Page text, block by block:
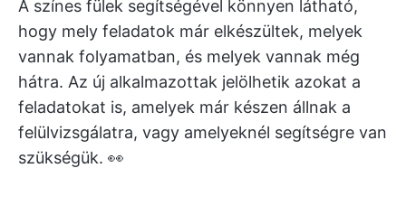
A színes fülek segítségével könnyen látható,
hogy mely feladatok már elkészültek, melyek
vannak folyamatban, és melyek vannak még
hátra. Az új alkalmazottak jelölhetik azokat a
feladatokat is, amelyek már készen állnak a
felülvizsgálatra, vagy amelyeknél segítségre van
szükségük. 👀